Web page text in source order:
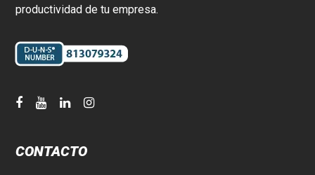
productividad de tu empresa.
CONTACTO